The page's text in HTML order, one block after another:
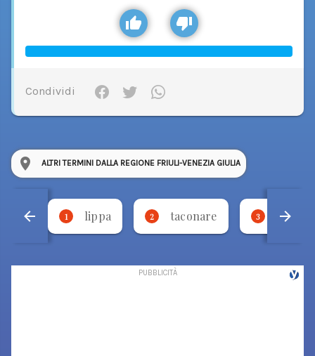
Condividi
ALTRI TERMINI DALLA REGIONE FRIULI-VENEZIA GIULIA
1 lippa 2 taconare 3 necca